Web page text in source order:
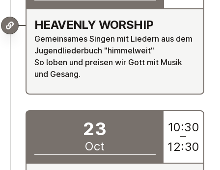
HEAVENLY WORSHIP
Gemeinsames Singen mit Liedern aus dem
Jugendliederbuch "himmelweit"
So loben und preisen wir Gott mit Musik
und Gesang.
23
Oct
10:30
–
12:30